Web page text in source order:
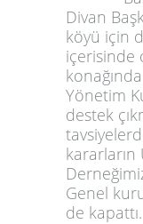
Divan
köyü için
içerisinde
Yönetim
destek
kararların
Genel
de kapattı.